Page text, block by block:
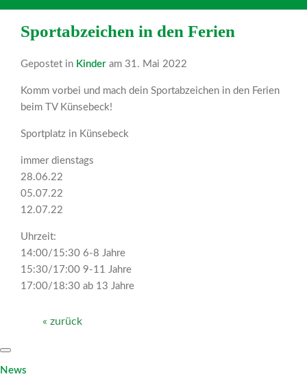
Sportabzeichen in den Ferien
Gepostet in Kinder am 31. Mai 2022
Komm vorbei und mach dein Sportabzeichen in den Ferien
beim TV Künsebeck!
Sportplatz in Künsebeck
immer dienstags
28.06.22
05.07.22
12.07.22
Uhrzeit:
14:00/15:30 6-8 Jahre
15:30/17:00 9-11 Jahre
17:00/18:30 ab 13 Jahre
« zurück
News